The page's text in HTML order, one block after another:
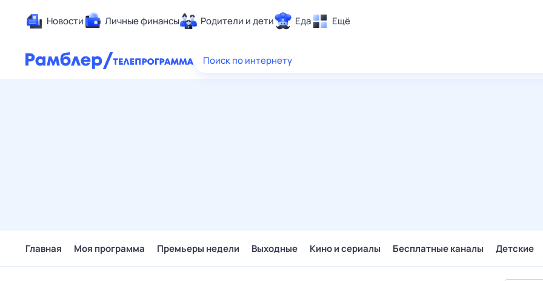
Новости Личные финансы Родители и дети Еда Ещё
Здоровье
Поиск по интернету
Главная Моя программа Премьеры недели Выходные Кино и сериалы Бесплатные каналы Детские